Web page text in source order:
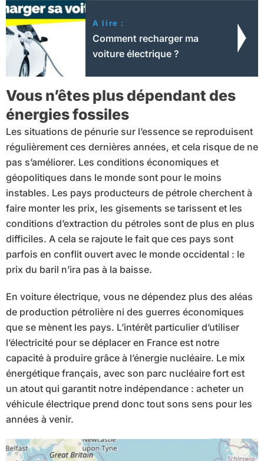
A lire :
Comment recharger ma
voiture électrique ?
Vous n’êtes plus dépendant des
énergies fossiles
Les situations de pénurie sur l’essence se reproduisent
régulièrement ces dernières années, et cela risque de ne
pas s’améliorer. Les conditions économiques et
géopolitiques dans le monde sont pour le moins
instables. Les pays producteurs de pétrole cherchent à
faire monter les prix, les gisements se tarissent et les
conditions d’extraction du pétroles sont de plus en plus
difficiles. A cela se rajoute le fait que ces pays sont
parfois en conflit ouvert avec le monde occidental : le
prix du baril n’ira pas à la baisse.
En voiture électrique, vous ne dépendez plus des aléas
de production pétrolière ni des guerres économiques
que se mènent les pays. L’intérêt particulier d’utiliser
l’électricité pour se déplacer en France est notre
capacité à produire grâce à l’énergie nucléaire. Le mix
énergétique français, avec son parc nucléaire fort est
un atout qui garantit notre indépendance : acheter un
véhicule électrique prend donc tout sons sens pour les
années à venir.